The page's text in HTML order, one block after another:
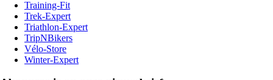
Training-Fit
Trek-Expert
Triathlon-Expert
TripNBikers
Vélo-Store
Winter-Expert